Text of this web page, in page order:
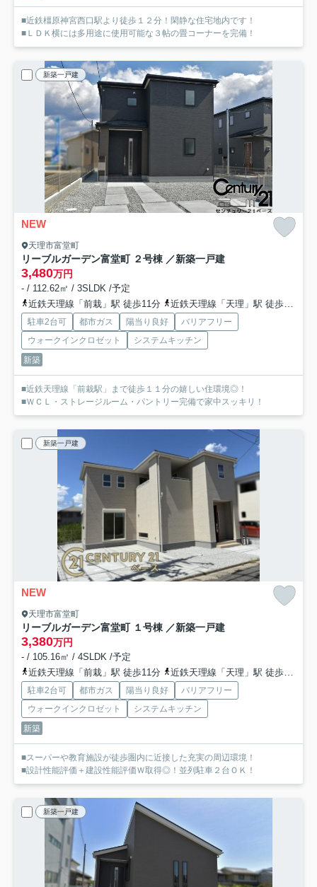
■近鉄橿原神宮西口駅より徒歩１２分！閑静な住宅地内です！
■ＬＤＫ横には多用途に使用可能な３帖の畳コーナーを完備！
新築一戸建
NEW
天理市富堂町
リーブルガーデン富堂町 ２号棟 ／新築一戸建
3,480万円
- / 112.62㎡ / 3SLDK /予定
近鉄天理線「前栽」駅 徒歩11分
近鉄天理線「天理」駅 徒歩18分
駐車2台可 都市ガス 陽当り良好
バリアフリー
ウォークインクロゼット
システムキッチン
新築
■近鉄天理線「前栽駅」まで徒歩１１分の嬉しい住環境◎！
■ＷＣＬ・ストレージルーム・パントリー完備で家中スッキリ！
新築一戸建
NEW
天理市富堂町
リーブルガーデン富堂町 １号棟 ／新築一戸建
3,380万円
- / 105.16㎡ / 4SLDK /予定
近鉄天理線「前栽」駅 徒歩11分
近鉄天理線「天理」駅 徒歩18分
駐車2台可 都市ガス 陽当り良好
バリアフリー
ウォークインクロゼット
システムキッチン
新築
■スーパーや教育施設が徒歩圏内に近接した充実の周辺環境！
■設計性能評価＋建設性能評価Ｗ取得◎！並列駐車２台ＯＫ！
新築一戸建